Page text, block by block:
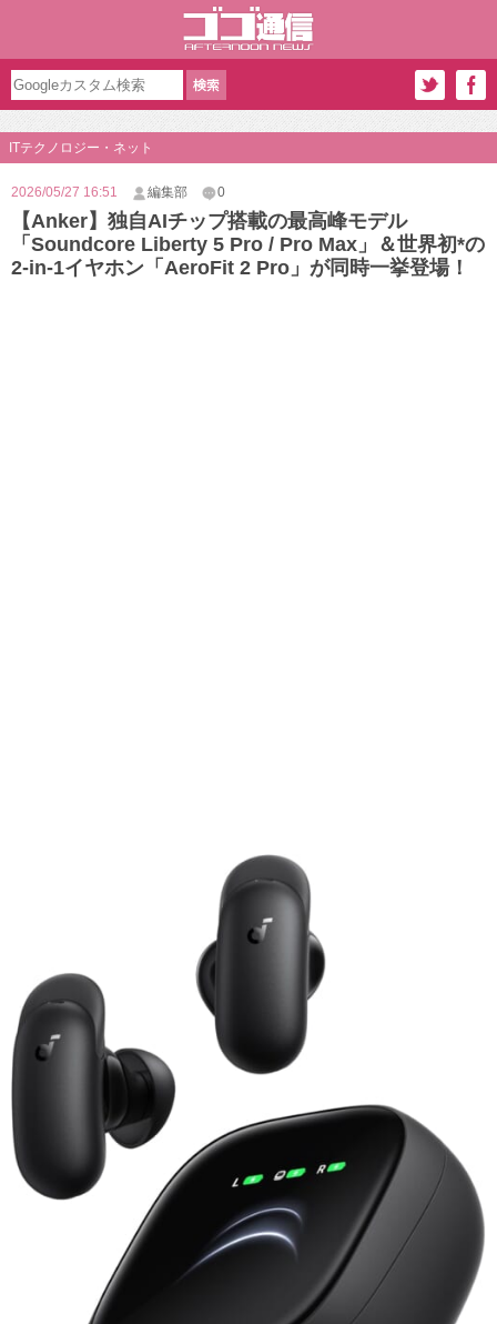
ITテクノロジー・ネット
2026/05/27 16:51 編集部 0
【Anker】独自AIチップ搭載の最高峰モデル
「Soundcore Liberty 5 Pro / Pro Max」＆世界初*の
2-in-1イヤホン「AeroFit 2 Pro」が同時一挙登場！